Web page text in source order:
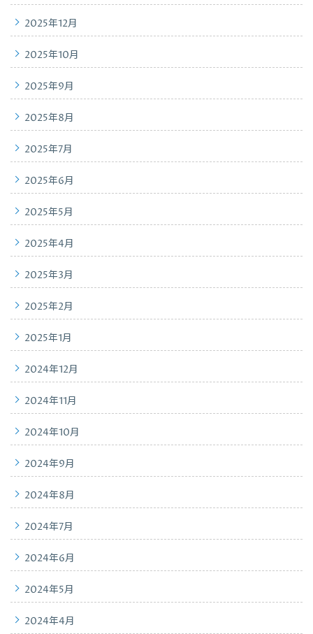
2025年12月
2025年10月
2025年9月
2025年8月
2025年7月
2025年6月
2025年5月
2025年4月
2025年3月
2025年2月
2025年1月
2024年12月
2024年11月
2024年10月
2024年9月
2024年8月
2024年7月
2024年6月
2024年5月
2024年4月